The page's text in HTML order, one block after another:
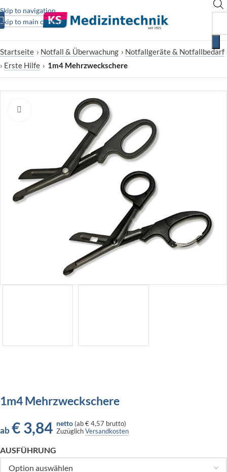
Skip to navigation
Skip to main content
Startseite › Notfall & Überwachung › Notfallgeräte & Notfallbedarf
› Erste Hilfe › 1m4 Mehrzweckschere
Zum Vergrößern klicken
1m4 Mehrzweckschere
ab €3,84 netto (ab€ 4,57 brutto)
ZuzüglichVersandkosten
AUSFÜHRUNG